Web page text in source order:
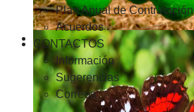
Plan Anual de Contratación
Acuerdos
CONTACTOS
Información
Sugerencias
Correos